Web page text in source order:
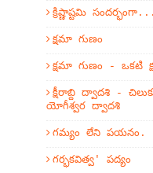
క్రిష్ణాష్టమి సందర్భంగా...
క్షమా గుణం
క్షమా గుణం - ఒకటి
క్షీరాబ్ది ద్వాదశి -
యోగీశ్వర ద్వాదశి
గమ్యం లేని పయనం.
గర్భకవిత్వ' పద్యం